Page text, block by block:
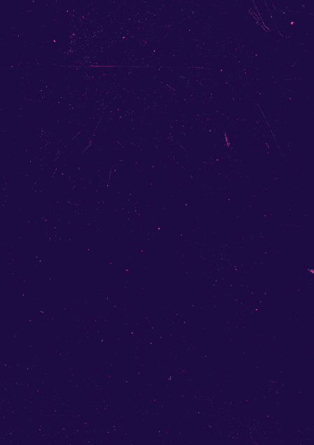
SA:
CORDOBA78
CACHITA
SORVINA
TÄRA
YALLA MIKU
BAHNHOFBUFFET
CHANCENTAL
BON JOUR
GEWÄCHSHAUS-GÄRTNER
GOD IN THERAPY
NANCY & THE JAM
FANCYS
MILLA
LÖWENZAHNHONIG
STAHLBERGER
SEULFA
ALINA HAGMANN
WILLY & THE SHEIKS
KAYYAK & DREAMING
PLACE BAND
NOTTE INFINITA
DEMIAN COCA